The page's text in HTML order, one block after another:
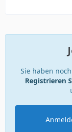
Sie haben
Registrieren